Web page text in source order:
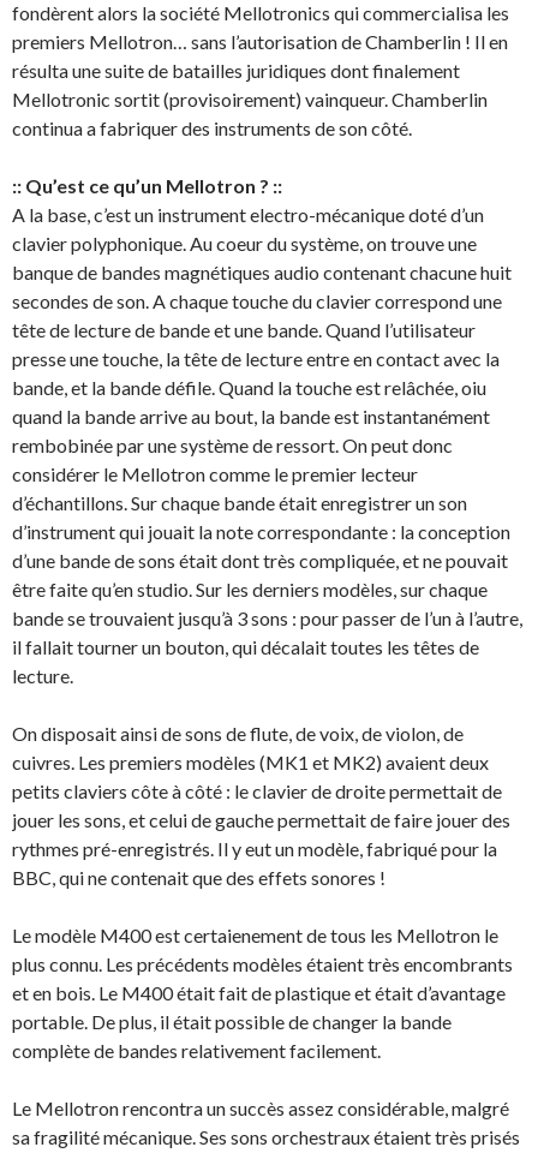
fondèrent alors la société Mellotronics qui commercialisa les
premiers Mellotron… sans l’autorisation de Chamberlin ! Il en
résulta une suite de batailles juridiques dont finalement
Mellotronic sortit (provisoirement) vainqueur. Chamberlin
continua a fabriquer des instruments de son côté.
:: Qu’est ce qu’un Mellotron ? ::
A la base, c’est un instrument electro-mécanique doté d’un
clavier polyphonique. Au coeur du système, on trouve une
banque de bandes magnétiques audio contenant chacune huit
secondes de son. A chaque touche du clavier correspond une
tête de lecture de bande et une bande. Quand l’utilisateur
presse une touche, la tête de lecture entre en contact avec la
bande, et la bande défile. Quand la touche est relâchée, oiu
quand la bande arrive au bout, la bande est instantanément
rembobinée par une système de ressort. On peut donc
considérer le Mellotron comme le premier lecteur
d’échantillons. Sur chaque bande était enregistrer un son
d’instrument qui jouait la note correspondante : la conception
d’une bande de sons était dont très compliquée, et ne pouvait
être faite qu’en studio. Sur les derniers modèles, sur chaque
bande se trouvaient jusqu’à 3 sons : pour passer de l’un à l’autre,
il fallait tourner un bouton, qui décalait toutes les têtes de
lecture.
On disposait ainsi de sons de flute, de voix, de violon, de
cuivres. Les premiers modèles (MK1 et MK2) avaient deux
petits claviers côte à côté : le clavier de droite permettait de
jouer les sons, et celui de gauche permettait de faire jouer des
rythmes pré-enregistrés. Il y eut un modèle, fabriqué pour la
BBC, qui ne contenait que des effets sonores !
Le modèle M400 est certaienement de tous les Mellotron le
plus connu. Les précédents modèles étaient très encombrants
et en bois. Le M400 était fait de plastique et était d’avantage
portable. De plus, il était possible de changer la bande
complète de bandes relativement facilement.
Le Mellotron rencontra un succès assez considérable, malgré
sa fragilité mécanique. Ses sons orchestraux étaient très prisés